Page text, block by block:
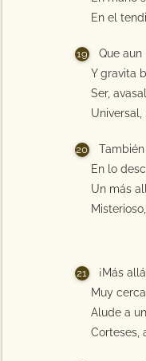
En el
Que
Y gravita
Ser,
En lo
Un más
¡Más
Muy
Alude a
Corteses,